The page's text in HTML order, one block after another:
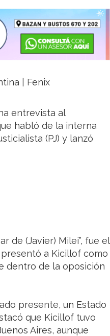
| Fenix
entrevista al
habló de la interna
(PJ) y lanzó
de (Javier) Milei”, fue el
a Kicillof como
dentro de la oposición
presente, un Estado
que Kicillof tuvo
Aires, aunque